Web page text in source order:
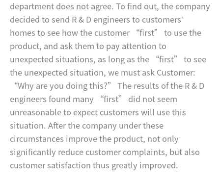
department does not agree. To find out, the company
decided to send R & D engineers to customers’
homes to see how the customer “first” to use the
product, and ask them to pay attention to
unexpected situations, as long as the “first” to see
the unexpected situation, we must ask Customer:
“Why are you doing this?” The results of the R & D
engineers found many “first” did not seem
unreasonable to expect customers will use this
situation. After the company under these
circumstances improve the product, not only
significantly reduce customer complaints, but also
customer satisfaction thus greatly improved.